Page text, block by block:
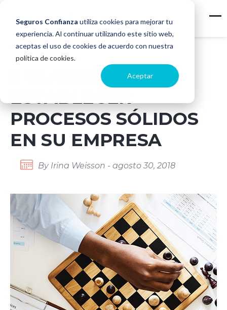
Seguros Confianza utiliza cookies para mejorar tu
experiencia. Al continuar utilizando este sitio web,
aceptas el uso de cookies de acuerdo con nuestra
política de cookies.
Aceptar
5 CLAVES PARA
ESTABLECER
PROCESOS SÓLIDOS
EN SU EMPRESA
By Irina Weisson - agosto 30, 2018